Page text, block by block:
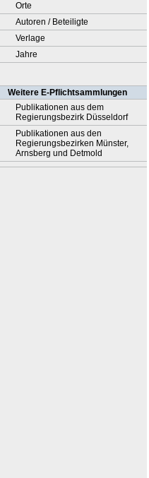
Orte
Autoren / Beteiligte
Verlage
Jahre
Weitere E-Pflichtsammlungen
Publikationen aus dem
Regierungsbezirk Düsseldorf
Publikationen aus den
Regierungsbezirken Münster,
Arnsberg und Detmold